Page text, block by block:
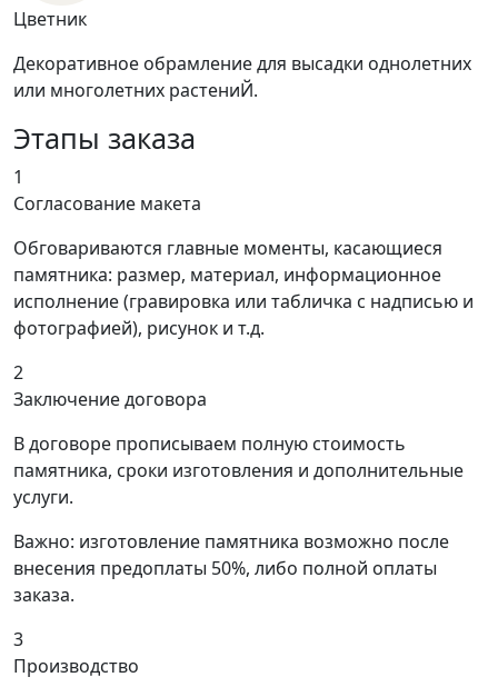
Цветник
Декоративное обрамление для высадки однолетних
или многолетних растениЙ.
Этапы заказа
1
Согласование макета
Обговариваются главные моменты, касающиеся
памятника: размер, материал, информационное
исполнение (гравировка или табличка с надписью и
фотографией), рисунок и т.д.
2
Заключение договора
В договоре прописываем полную стоимость
памятника, сроки изготовления и дополнительные
услуги.
Важно: изготовление памятника возможно после
внесения предоплаты 50%, либо полной оплаты
заказа.
3
Производство